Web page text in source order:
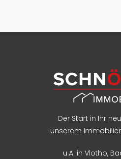
Der Start in Ihr
unserem
u.A. in Vlotho,